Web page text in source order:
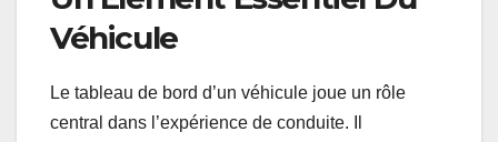
Véhicule
Le tableau de bord d’un véhicule joue un rôle
central dans l’expérience de conduite. Il